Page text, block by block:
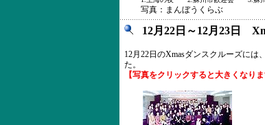
写真：まんぼうくらぶ
12月22日～12月23日
12月22日のXmasダンスクルーズに
た。
【写真をクリックすると大きくなりま